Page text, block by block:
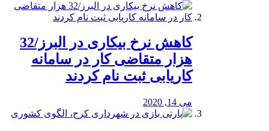
کاهش نرخ بیکاری در البرز/32
هزار متقاضی کار در سامانه
کاریابی ثبت نام کردند
می 14, 2020